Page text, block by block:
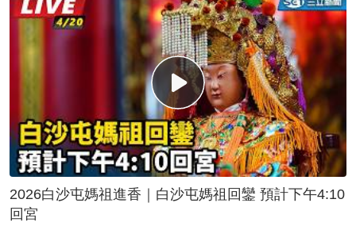
2026白沙屯媽祖進香｜白沙屯媽祖回鑾 預計下午4:10
回宮